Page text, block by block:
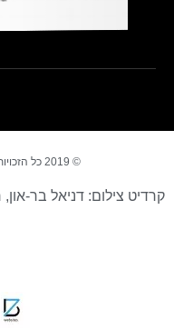
צילום: דניאל בר-און, רונית
–